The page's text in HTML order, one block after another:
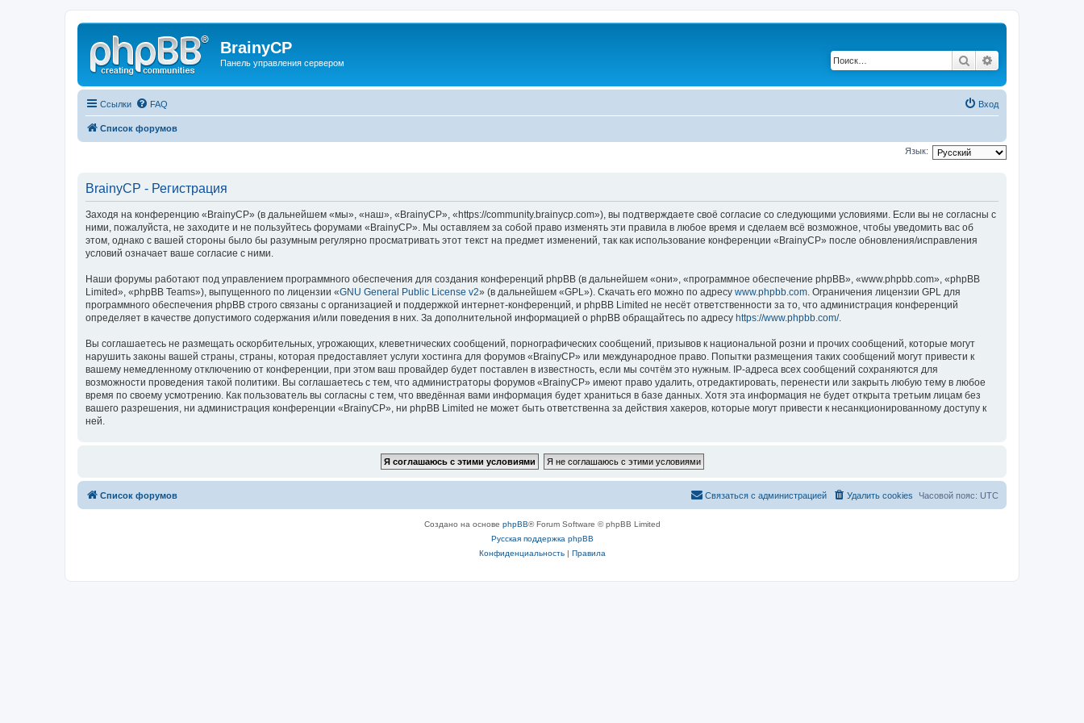
BrainyCP
Панель управления сервером Поиск
Ссылки FAQ Вход
Список форумов
Язык:
BrainyCP - Регистрация
Заходя на конференцию «BrainyCP» (в дальнейшем «мы», «наш», «BrainyCP», «https://community.brainycp.com»), вы подтверждаете своё согласие со следующими условиями. Если вы не согласны с
ними, пожалуйста, не заходите и не пользуйтесь форумами «BrainyCP». Мы оставляем за собой право изменять эти правила в любое время и сделаем всё возможное, чтобы уведомить вас об
этом, однако с вашей стороны было бы разумным регулярно просматривать этот текст на предмет изменений, так как использование конференции «BrainyCP» после обновления/исправления
условий означает ваше согласие с ними.
Наши форумы работают под управлением программного обеспечения для создания конференций phpBB (в дальнейшем «они», «программное обеспечение phpBB», «www.phpbb.com», «phpBB
Limited», «phpBB Teams»), выпущенного по лицензии «GNU General Public License v2» (в дальнейшем «GPL»). Скачать его можно по адресу www.phpbb.com. Ограничения лицензии GPL для
программного обеспечения phpBB строго связаны с организацией и поддержкой интернет-конференций, и phpBB Limited не несёт ответственности за то, что администрация конференций
определяет в качестве допустимого содержания и/или поведения в них. За дополнительной информацией о phpBB обращайтесь по адресу https://www.phpbb.com/.
Вы соглашаетесь не размещать оскорбительных, угрожающих, клеветнических сообщений, порнографических сообщений, призывов к национальной розни и прочих сообщений, которые могут
нарушить законы вашей страны, страны, которая предоставляет услуги хостинга для форумов «BrainyCP» или международное право. Попытки размещения таких сообщений могут привести к
вашему немедленному отключению от конференции, при этом ваш провайдер будет поставлен в известность, если мы сочтём это нужным. IP-адреса всех сообщений сохраняются для
возможности проведения такой политики. Вы соглашаетесь с тем, что администраторы форумов «BrainyCP» имеют право удалить, отредактировать, перенести или закрыть любую тему в любое
время по своему усмотрению. Как пользователь вы согласны с тем, что введённая вами информация будет храниться в базе данных. Хотя эта информация не будет открыта третьим лицам без
вашего разрешения, ни администрация конференции «BrainyCP», ни phpBB Limited не может быть ответственна за действия хакеров, которые могут привести к несанкционированному доступу к
ней.
Список форумов Часовой пояс: UTC
Удалить cookies
Связаться с администрацией
Создано на основе phpBB® Forum Software © phpBB Limited
Русская поддержка phpBB
Конфиденциальность| Правила